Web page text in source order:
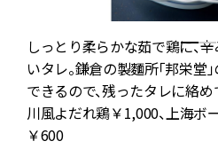
しっとり柔らかな茹で鶏に、
いタレ。鎌倉の製麵所「邦栄堂
できるので、残ったタレに絡
川風よだれ鶏￥1,000、上海ボ
￥600